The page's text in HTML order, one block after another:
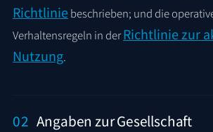
Richtliniebeschrieben; und die
Verhaltensregeln in derRichtlinie zur
Nutzung.
02 Angaben zur Gesellschaft